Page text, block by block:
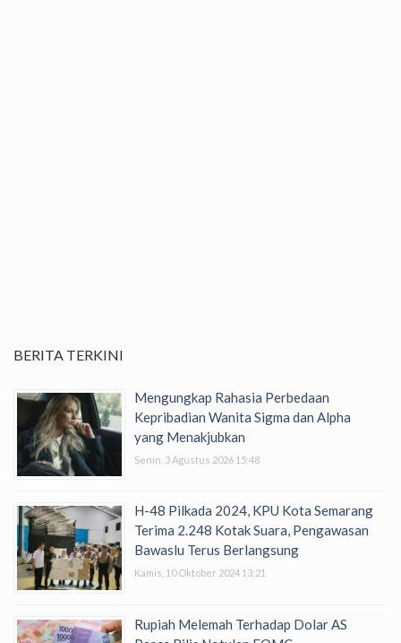
BERITA TERKINI
Mengungkap Rahasia Perbedaan
Kepribadian Wanita Sigma dan Alpha
yang Menakjubkan
Senin, 3 Agustus 2026 15:48
H-48 Pilkada 2024, KPU Kota Semarang
Terima 2.248 Kotak Suara, Pengawasan
Bawaslu Terus Berlangsung
Kamis, 10 Oktober 2024 13:21
Rupiah Melemah Terhadap Dolar AS